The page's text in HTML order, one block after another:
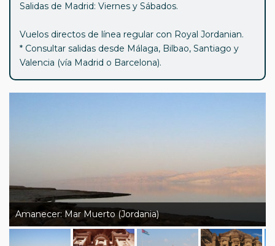
Salidas de Madrid: Viernes y Sábados.
Vuelos directos de línea regular con Royal Jordanian.
* Consultar salidas desde Málaga, Bilbao, Santiago y
Valencia (vía Madrid o Barcelona).
Amanecer: Mar Muerto (Jordania)